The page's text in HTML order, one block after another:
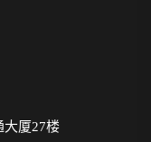
大厦27楼